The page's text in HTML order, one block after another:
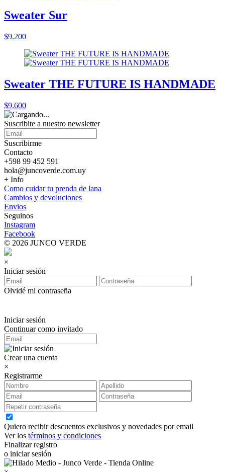
Sweater Sur
$9.200
Sweater THE FUTURE IS HANDMADE
$9.600
Suscribite a nuestro newsletter
Suscribirme
Contacto
+598 99 452 591
hola@juncoverde.com.uy
+ Info
Como cuidar tu prenda de lana
Cambios y devoluciones
Envios
Seguinos
Instagram
Facebook
© 2026 JUNCO VERDE
×
Iniciar sesión
Olvidé mi contraseña
Iniciar sesión
Continuar como invitado
Crear una cuenta
×
Registrarme
Quiero recibir descuentos exclusivos y novedades por email
Ver los términos y condiciones
Finalizar registro
o iniciar sesión